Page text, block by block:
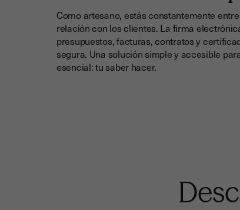
Como artesano, estás constantemente
relación con los clientes. La firma
presupuestos, facturas, contratos y
segura. Una solución simple y accesible
esencial: tu saber hacer.